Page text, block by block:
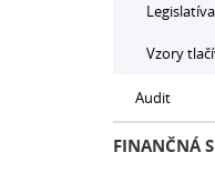
Vzory
Audit
FINANČNÁ